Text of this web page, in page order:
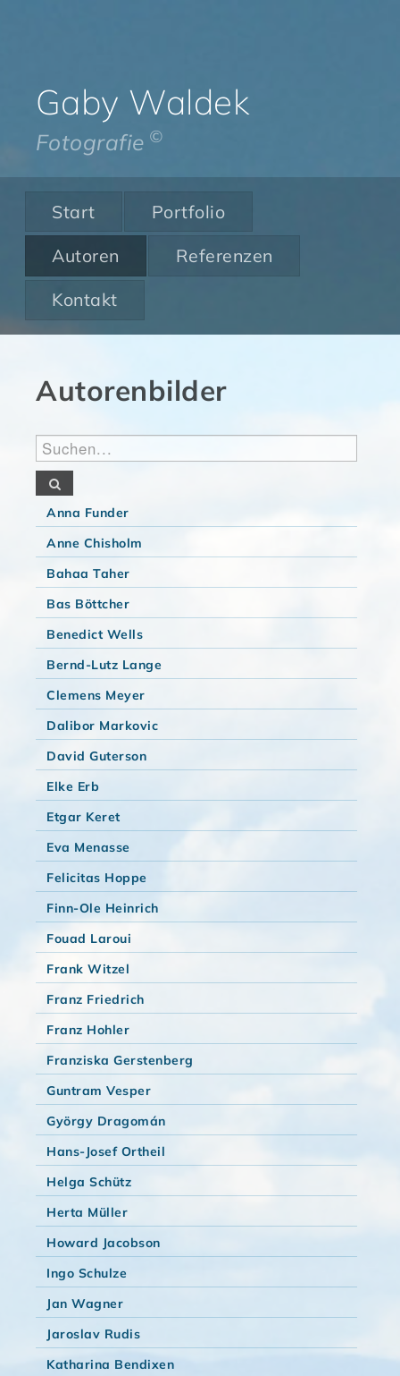
Gaby Waldek
Fotografie ©
Start
Portfolio
Autoren
Referenzen
Kontakt
Autorenbilder
Anna Funder
Anne Chisholm
Bahaa Taher
Bas Böttcher
Benedict Wells
Bernd-Lutz Lange
Clemens Meyer
Dalibor Markovic
David Guterson
Elke Erb
Etgar Keret
Eva Menasse
Felicitas Hoppe
Finn-Ole Heinrich
Fouad Laroui
Frank Witzel
Franz Friedrich
Franz Hohler
Franziska Gerstenberg
Guntram Vesper
György Dragomán
Hans-Josef Ortheil
Helga Schütz
Herta Müller
Howard Jacobson
Ingo Schulze
Jan Wagner
Jaroslav Rudis
Katharina Bendixen